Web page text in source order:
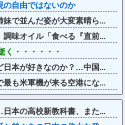
の自由ではないのか
妹で並んだ姿が大変素晴ら...
味オイル「食べる『直前...
く・・・・・・
日本が好きなのか？…中国...
最も米軍機が来る空港にな...
本の高校新教科書、また...